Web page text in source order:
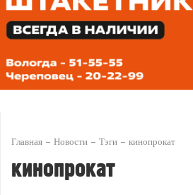
Главная Новости Тэги кинопрокат
кинопрокат